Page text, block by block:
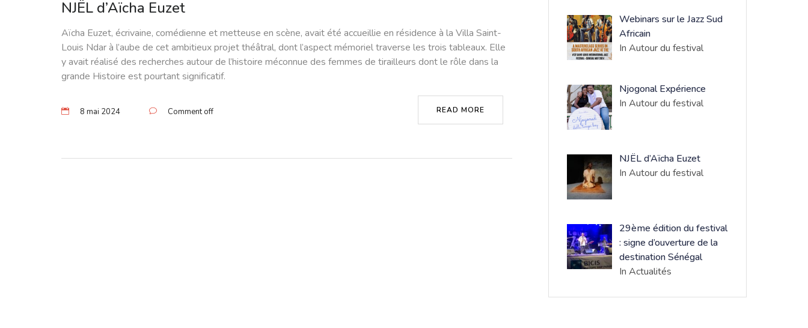
NJËL d’Aïcha Euzet
Aïcha Euzet, écrivaine, comédienne et metteuse en scène, avait été accueillie en résidence à la Villa Saint-
Louis Ndar à l’aube de cet ambitieux projet théâtral, dont l’aspect mémoriel traverse les trois tableaux. Elle
y avait réalisé des recherches autour de l’histoire méconnue des femmes de tirailleurs dont le rôle dans la
grande Histoire est pourtant significatif.
8 mai 2024 Comment off READ MORE
Webinars sur le Jazz Sud
Africain
In Autour du festival
Njogonal Expérience
In Autour du festival
NJËL d’Aïcha Euzet
In Autour du festival
​29ème édition du festival
: signe d’ouverture de la
destination Sénégal
In Actualités